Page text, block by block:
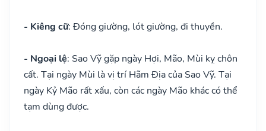
- Kiêng cữ: Đóng giường, lót giường, đi thuyền.
- Ngoại lệ: Sao Vỹ gặp ngày Hợi, Mão, Mùi kỵ chôn
cất. Tại ngày Mùi là vị trí Hãm Địa của Sao Vỹ. Tại
ngày Kỷ Mão rất xấu, còn các ngày Mão khác có thể
tạm dùng được.